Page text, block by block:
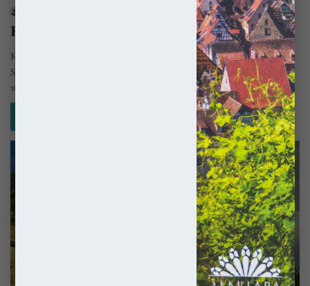
Katedra w Orleanie – Nie całkiem gotycka
Katedra w Orleanie pod wezwaniem Świętego Krzyża (fr. Cathédrale
Sainte-Croix d’Orléans) to budowla, która pomimo swego gotyckiego
wyglądu wcale nie…